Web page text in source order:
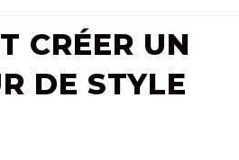
CRÉER UN
DE STYLE